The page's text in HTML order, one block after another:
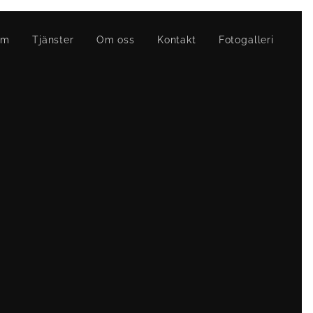
Tjänster Om oss Kontakt Fotogalleri